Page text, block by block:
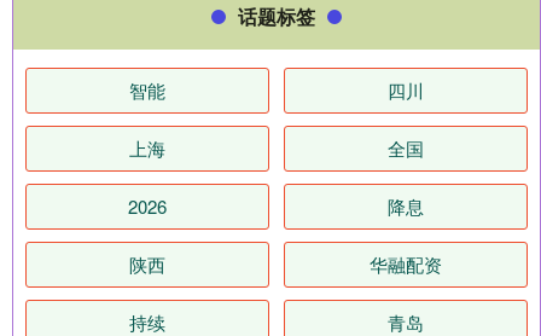
话题标签
智能 四川
上海 全国
2026 降息
陕西 华融配资
持续 青岛